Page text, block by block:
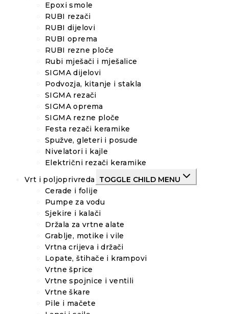
Epoxi smole
RUBI rezači
RUBI dijelovi
RUBI oprema
RUBI rezne ploče
Rubi mješači i mješalice
SIGMA dijelovi
Podvozja, kitanje i stakla
SIGMA rezači
SIGMA oprema
SIGMA rezne ploče
Festa rezači keramike
Spužve, gleteri i posude
Nivelatori i kajle
Električni rezači keramike
Vrt i poljoprivreda
TOGGLE CHILD MENU
Cerade i folije
Pumpe za vodu
Sjekire i kalači
Držala za vrtne alate
Grablje, motike i vile
Vrtna crijeva i držači
Lopate, štihače i krampovi
Vrtne šprice
Vrtne spojnice i ventili
Vrtne škare
Pile i mačete